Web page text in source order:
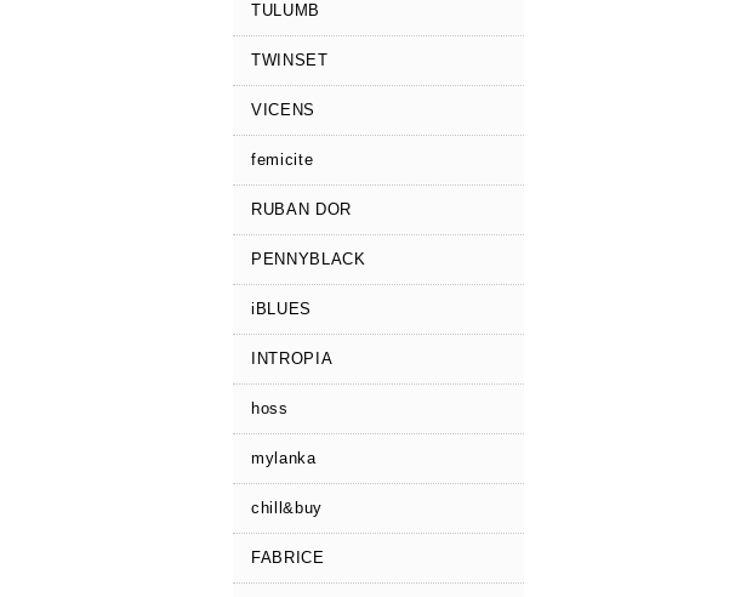
TULUMB
TWINSET
VICENS
femicite
RUBAN DOR
PENNYBLACK
iBLUES
INTROPIA
hoss
mylanka
chill&buy
FABRICE